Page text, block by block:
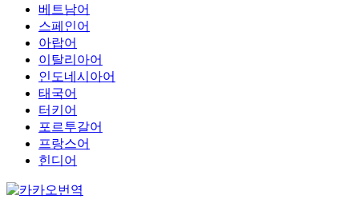
베트남어
스페인어
아랍어
이탈리아어
인도네시아어
태국어
터키어
포르투갈어
프랑스어
힌디어